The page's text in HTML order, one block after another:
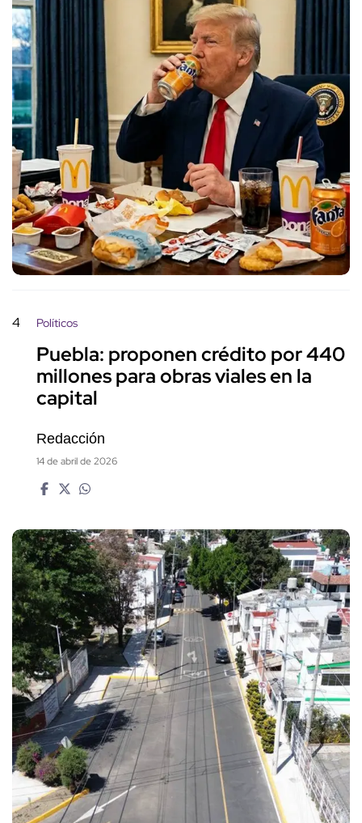
4 Políticos
Puebla: proponen crédito por 440
millones para obras viales en la
capital
Redacción
14 de abril de 2026